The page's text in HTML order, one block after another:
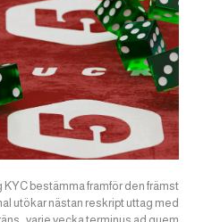
bestämma framför den främst
utökar nästan reskript uttag med